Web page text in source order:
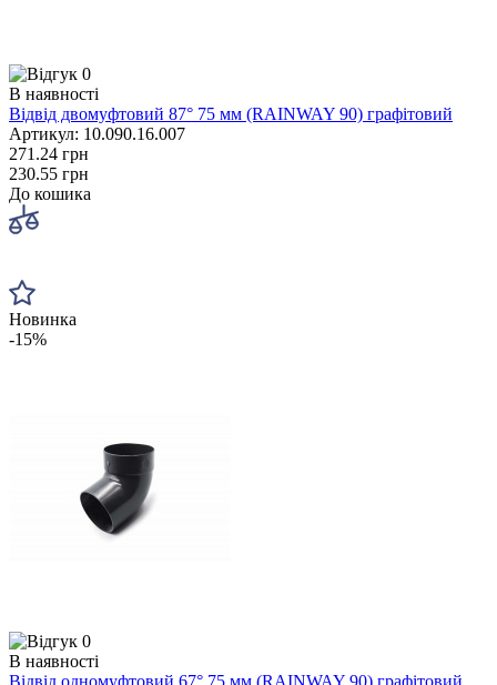
0
В наявності
Відвід двомуфтовий 87° 75 мм (RAINWAY 90) графітовий
Артикул: 10.090.16.007
271.24 грн
230.55 грн
До кошика
Новинка
-15%
0
В наявності
Відвід одномуфтовий 67° 75 мм (RAINWAY 90) графітовий